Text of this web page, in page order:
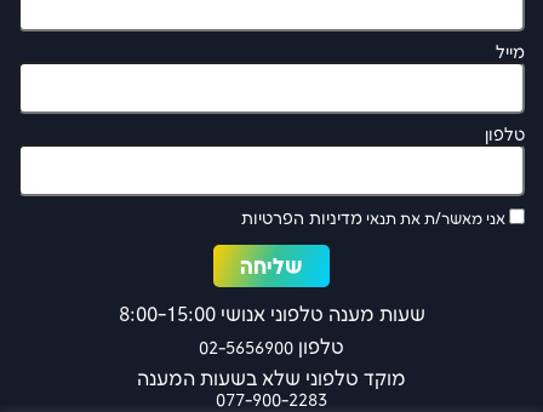
מייל
טלפון
אני מאשר/ת את תנאי מדיניות הפרטיות
שעות מענה טלפוני אנושי 8:00-15:00
טלפון 02-5656900
מוקד טלפוני שלא בשעות המענה
077-900-2283